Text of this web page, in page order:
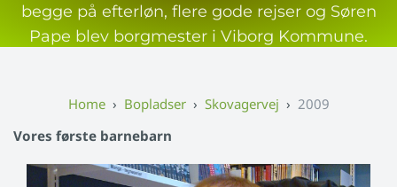
begge på efterløn, flere gode rejser og Søren
Pape blev borgmester i Viborg Kommune.
Bopladser Skovagervej
2009
Vores første barnebarn